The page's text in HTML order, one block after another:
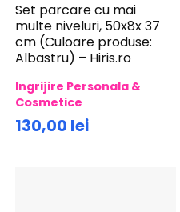
Set parcare cu mai
multe niveluri, 50x8x 37
cm (Culoare produse:
Albastru) – Hiris.ro
Ingrijire Personala &
Cosmetice
130,00 lei